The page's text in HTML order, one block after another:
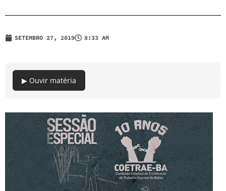
SETEMBRO 27, 2019 8:33 AM
▶ Ouvir matéria